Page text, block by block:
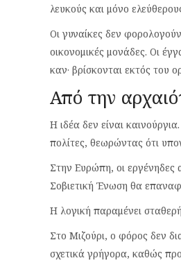
λευκούς και μόνο
Οι γυναίκες δεν
οικονομικές μονάδες. Οι
καν· βρίσκονται εκτός του
Από την
Η ιδέα δεν είναι
πολίτες, θεωρώντας ότι
Στην Ευρώπη, οι εργένηδες
Σοβιετική Ένωση θα
Η λογική παραμένει
Στο Μιζούρι, ο φόρος δεν
σχετικά γρήγορα, καθώς